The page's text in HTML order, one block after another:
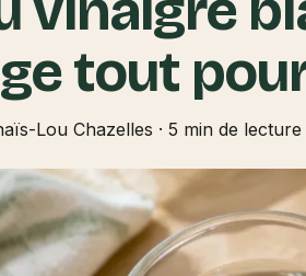
tout
Lou Chazelles · 5 min de lecture